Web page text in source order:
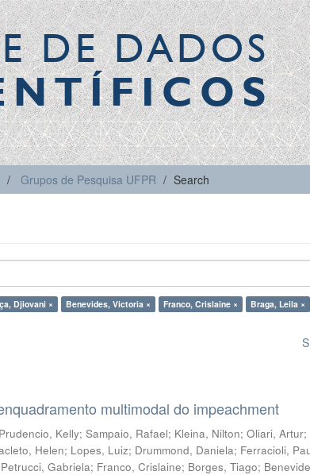
DE DADOS
Grupos de Pesquisa UFPR Search
Djiovani × Benevides, Victoria × Franco, Crislaine × Braga, Leila ×
multimodal do impeachment
Prudencio, Kelly;Sampaio, Rafael; Kleina, Nilton;Oliari, Artur;
Helen; Lopes, Luiz; Drummond, Daniela; Ferracioli,
Petrucci, Gabriela; Franco, Crislaine; Borges, Tiago;